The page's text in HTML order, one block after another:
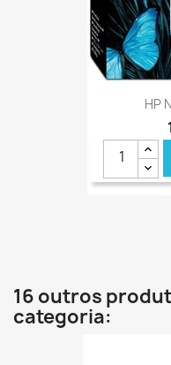
HP
16 outros
categoria: